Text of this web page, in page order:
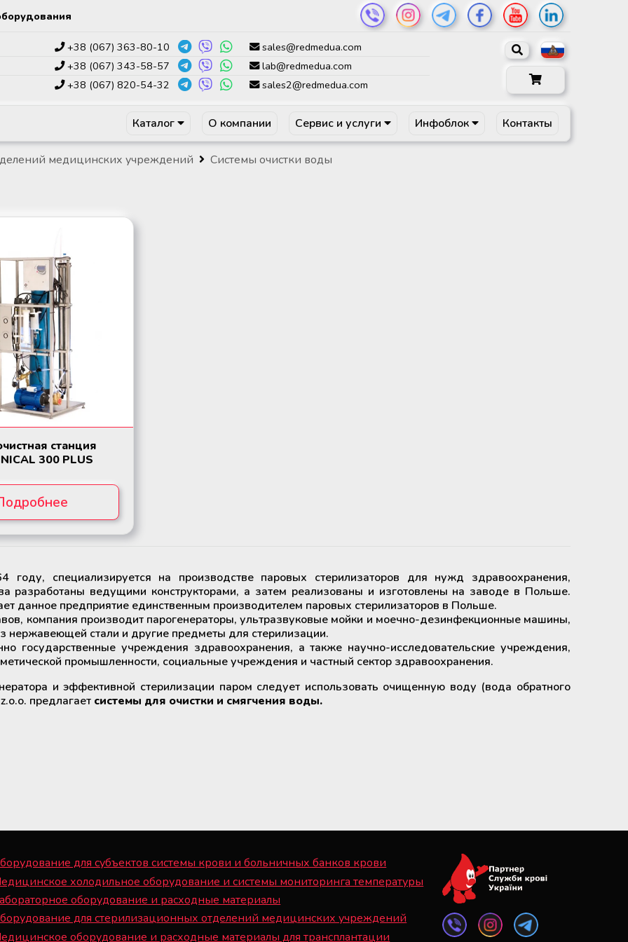
+38 (067) 363-80-10
sales@redmedua.com
+38 (067) 343-58-57
lab@redmedua.com
+38 (067) 820-54-32 sales2@redmedua.com
Каталог О компании Сервис и услуги Инфоблок Контакты
медицинских учреждений Системы очистки воды
станция
300 PLUS
году, специализируется на производстве паровых стерилизаторов для нужд здравоохранения,
разработаны ведущими конструкторами, а затем реализованы и изготовлены на заводе в Польше.
данное предприятие единственным производителем паровых стерилизаторов в Польше.
компания производит парогенераторы, ультразвуковые мойки и моечно-дезинфекционные машины,
нержавеющей стали и другие предметы для стерилизации.
государственные учреждения здравоохранения, а также научно-исследовательские учреждения,
промышленности, социальные учреждения и частный сектор здравоохранения.
и эффективной стерилизации паром следует использовать очищенную воду (вода обратного
предлагает системы для очистки и смягчения воды.
для субъектов системы крови и больничных банков крови
холодильное оборудование и системы мониторинга температуры
оборудование и расходные материалы
для стерилизационных отделений медицинских учреждений
оборудование и расходные материалы для трансплантации